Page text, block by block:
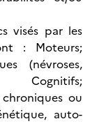
visés par les
: Moteurs;
(névroses,
ou
auto-